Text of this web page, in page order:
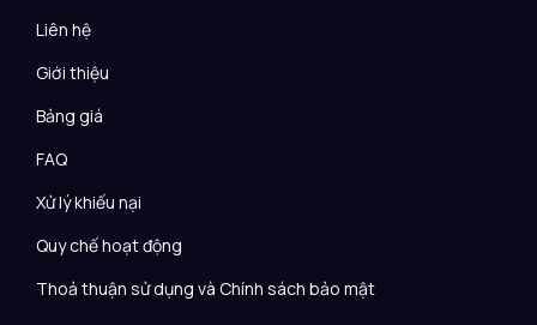
Liên hệ
Giới thiệu
Bảng giá
FAQ
Xử lý khiếu nại
Quy chế hoạt động
Thoả thuận sử dụng và Chính sách bảo mật